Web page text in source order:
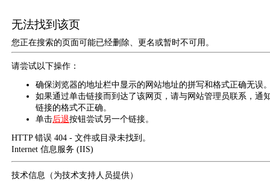
无法找到该页
您正在搜索的页面可能已经删除、更名或暂时不可用。
请尝试以下操作：
确保浏览器的地址栏中显示的网站地址的拼写和格式正确无误
如果通过单击链接而到达了该网页，请与网站管理员联系，通
链接的格式不正确。
单击后退按钮尝试另一个链接。
HTTP 错误 404 - 文件或目录未找到。
Internet 信息服务 (IIS)
技术信息（为技术支持人员提供）